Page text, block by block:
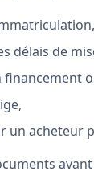
délais de
un acheteur